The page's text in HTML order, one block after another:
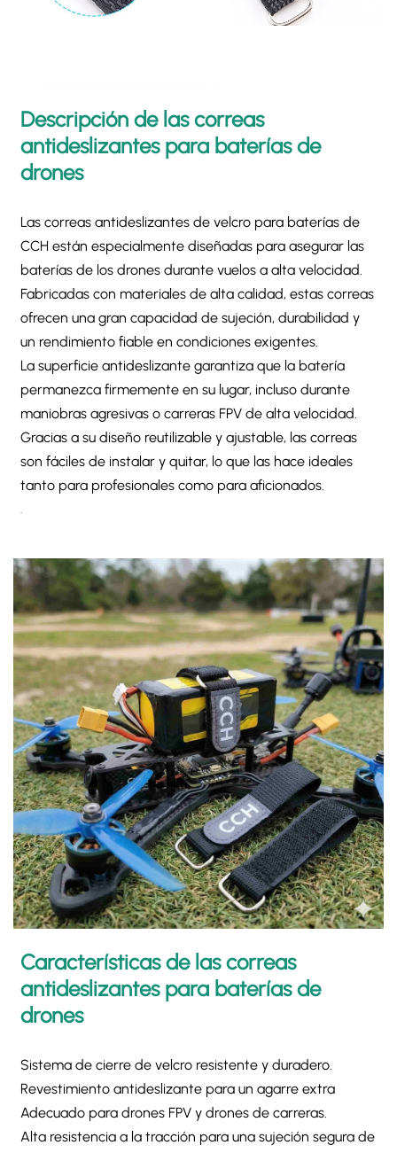
Descripción de las correas
antideslizantes para baterías de
drones
Las correas antideslizantes de velcro para baterías de
CCH están especialmente diseñadas para asegurar las
baterías de los drones durante vuelos a alta velocidad.
Fabricadas con materiales de alta calidad, estas correas
ofrecen una gran capacidad de sujeción, durabilidad y
un rendimiento fiable en condiciones exigentes.
La superficie antideslizante garantiza que la batería
permanezca firmemente en su lugar, incluso durante
maniobras agresivas o carreras FPV de alta velocidad.
Gracias a su diseño reutilizable y ajustable, las correas
son fáciles de instalar y quitar, lo que las hace ideales
tanto para profesionales como para aficionados.
.
Características de las correas
antideslizantes para baterías de
drones
Sistema de cierre de velcro resistente y duradero.
Revestimiento antideslizante para un agarre extra
Adecuado para drones FPV y drones de carreras.
Alta resistencia a la tracción para una sujeción segura de